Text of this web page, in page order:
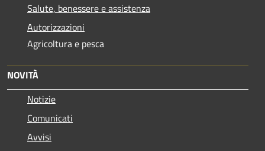
Salute, benessere e assistenza
Autorizzazioni
Agricoltura e pesca
NOVITÀ
Notizie
Comunicati
Avvisi